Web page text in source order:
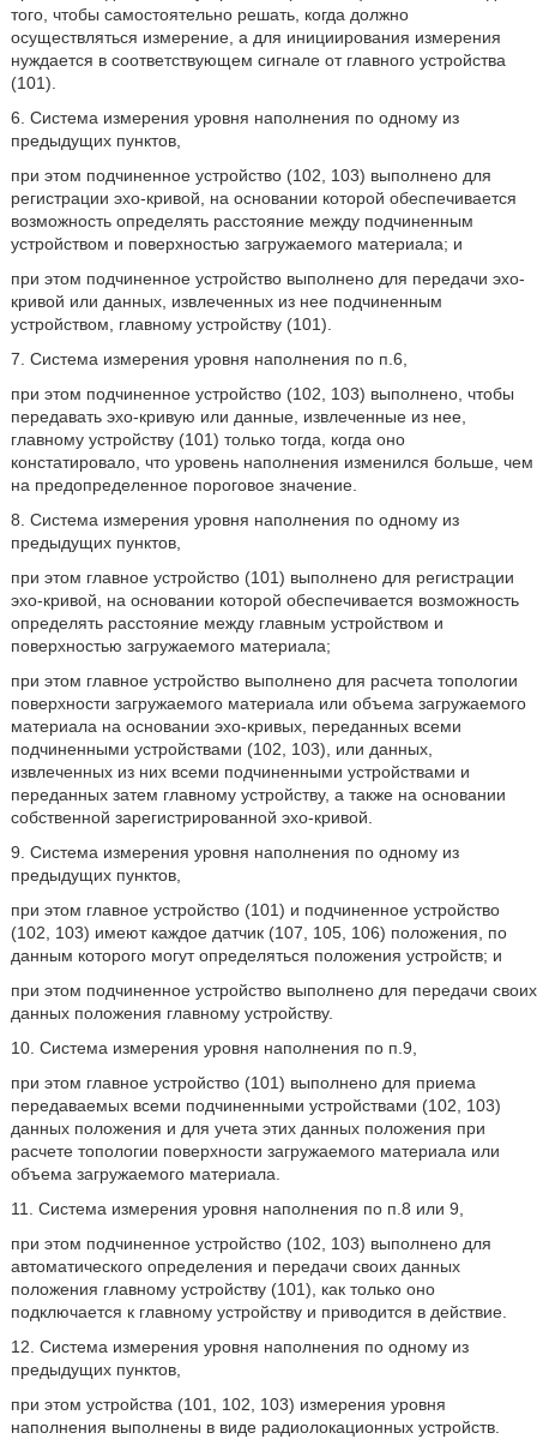
того, чтобы самостоятельно решать, когда должно
осуществляться измерение, а для инициирования измерения
нуждается в соответствующем сигнале от главного устройства
(101).
6. Система измерения уровня наполнения по одному из
предыдущих пунктов,
при этом подчиненное устройство (102, 103) выполнено для
регистрации эхо-кривой, на основании которой обеспечивается
возможность определять расстояние между подчиненным
устройством и поверхностью загружаемого материала; и
при этом подчиненное устройство выполнено для передачи эхо-
кривой или данных, извлеченных из нее подчиненным
устройством, главному устройству (101).
7. Система измерения уровня наполнения по п.6,
при этом подчиненное устройство (102, 103) выполнено, чтобы
передавать эхо-кривую или данные, извлеченные из нее,
главному устройству (101) только тогда, когда оно
констатировало, что уровень наполнения изменился больше, чем
на предопределенное пороговое значение.
8. Система измерения уровня наполнения по одному из
предыдущих пунктов,
при этом главное устройство (101) выполнено для регистрации
эхо-кривой, на основании которой обеспечивается возможность
определять расстояние между главным устройством и
поверхностью загружаемого материала;
при этом главное устройство выполнено для расчета топологии
поверхности загружаемого материала или объема загружаемого
материала на основании эхо-кривых, переданных всеми
подчиненными устройствами (102, 103), или данных,
извлеченных из них всеми подчиненными устройствами и
переданных затем главному устройству, а также на основании
собственной зарегистрированной эхо-кривой.
9. Система измерения уровня наполнения по одному из
предыдущих пунктов,
при этом главное устройство (101) и подчиненное устройство
(102, 103) имеют каждое датчик (107, 105, 106) положения, по
данным которого могут определяться положения устройств; и
при этом подчиненное устройство выполнено для передачи своих
данных положения главному устройству.
10. Система измерения уровня наполнения по п.9,
при этом главное устройство (101) выполнено для приема
передаваемых всеми подчиненными устройствами (102, 103)
данных положения и для учета этих данных положения при
расчете топологии поверхности загружаемого материала или
объема загружаемого материала.
11. Система измерения уровня наполнения по п.8 или 9,
при этом подчиненное устройство (102, 103) выполнено для
автоматического определения и передачи своих данных
положения главному устройству (101), как только оно
подключается к главному устройству и приводится в действие.
12. Система измерения уровня наполнения по одному из
предыдущих пунктов,
при этом устройства (101, 102, 103) измерения уровня
наполнения выполнены в виде радиолокационных устройств.